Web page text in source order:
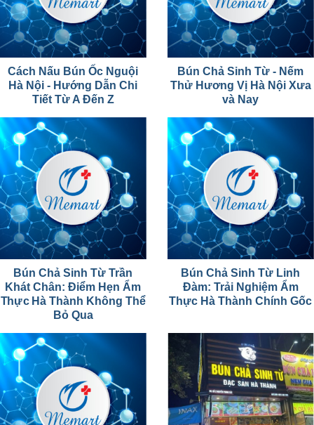
Cách Nấu Bún Ốc Nguội
Hà Nội - Hướng Dẫn Chi
Tiết Từ A Đến Z
Bún Chả Sinh Từ - Nếm
Thử Hương Vị Hà Nội Xưa
và Nay
Bún Chả Sinh Từ Trần
Khát Chân: Điểm Hẹn Ẩm
Thực Hà Thành Không Thể
Bỏ Qua
Bún Chả Sinh Từ Linh
Đàm: Trải Nghiệm Ẩm
Thực Hà Thành Chính Gốc